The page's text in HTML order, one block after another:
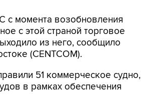
с момента возобновления
с этой страной торговое
из него, сообщило
(CENTCOM).
51 коммерческое судно,
в рамках обеспечения